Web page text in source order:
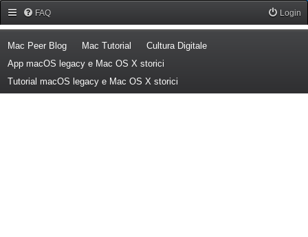
FAQ Login
Mac Peer Blog(Opens a new tab)
Mac Tutorial (Opens a new tab)
Cultura Digitale(Opens a new tab)
App macOS legacy e Mac OS X storici
Tutorial macOS legacy e Mac OS X storici